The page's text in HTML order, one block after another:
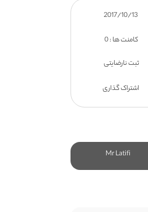
کامنت ها : 0
ثبت نارضایتی
اشتراک گذاری
Mr Latifi